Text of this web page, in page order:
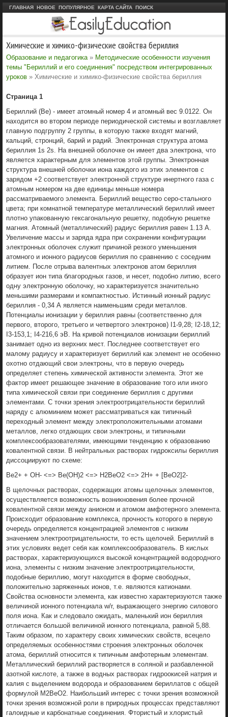
ГЛАВНАЯ НОВОЕ ПОПУЛЯРНОЕ КАРТА САЙТА ПОИСК
Химические и химико-физические свойства бериллия
Образование и педагогика » Методические особенности изучения
темы "Бериллий и его соединения" посредством интегрированных
уроков » Химические и химико-физические свойства бериллия
Страница 1
Бериллий (Be) - имеет атомный номер 4 и атомный вес 9.0122. Он
находится во втором периоде периодической системы и возглавляет
главную подгруппу 2 группы, в которую также входят магний,
кальций, стронций, барий и радий. Электронная структура атома
бериллия 1s 2s. На внешней оболочке он имеет два электрона, что
является характерным для элементов этой группы. Электронная
структура внешней оболочки иона каждого из этих элементов с
зарядом +2 соответствует электронной структуре инертного газа с
атомным номером на две единицы меньше номера
рассматриваемого элемента. Бериллий вещество серо-стального
цвета; при комнатной температуре металлический бериллий имеет
плотно упакованную гексагональную решетку, подобную решетке
магния. Атомный (металлический) радиус бериллия равен 1.13 А.
Увеличение массы и заряда ядра при сохранении конфигурации
электронных оболочек служит причиной резкого уменьшения
атомного и ионного радиусов бериллия по сравнению с соседним
литием. После отрыва валентных электронов атом бериллия
образует ион типа благородных газов, и несет, подобно литию, всего
одну электронную оболочку, но характеризуется значительно
меньшими размерами и компактностью. Истинный ионный радиус
бериллия - 0,34 А является наименьшим среди металлов.
Потенциалы ионизации у бериллия равны (соответственно для
первого, второго, третьего и четвертого электронов) I1-9,28; I2-18,12;
I3-153,1; I4-216,6 эВ. На кривой потенциалов ионизации бериллий
занимает одно из верхних мест. Последнее соответствует его
малому радиусу и характеризует бериллий как элемент не особенно
охотно отдающий свои электроны, что в первую очередь
определяет степень химической активности элемента. Этот же
фактор имеет решающее значение в образование того или иного
типа химической связи при соединение бериллия с другими
элементами. С точки зрения электроотрицательности бериллий
наряду с алюминием может рассматриваться как типичный
переходный элемент между электроположительными атомами
металлов, легко отдающих свои электроны, и типичными
комплексообразователями, имеющими тенденцию к образованию
ковалентной связи. В нейтральных растворах гидрокcилы бериллия
дисcоциируют по схеме:
Be2+ + OH- <=> Be(OH)2 <=> H2BeO2 <=> 2H+ + [BeO2]2-
В щелочных растворах, содержащих атомы щелочных элементов,
осуществляется возможность возникновения более прочной
ковалентной связи между анионом и атомом амфотерного элемента.
Происходит образование комплекса, прочность которого в первую
очередь определяется концентрацией элементов с низким
значением электроотрицательности, то есть щелочей. Бериллий в
этих условиях ведет себя как комплексообразователь. В кислых
растворах, характеризующихся высокой концентрацией водородного
иона, элементы с низким значение электроотрицательности,
подобные бериллию, могут находится в форме свободных,
положительно заряженных ионов, т.е. являются катионами.
Свойства основности элемента, как известно характеризуются также
величиной ионного потенциала w/r, выражающего энергию силового
поля иона. Как и следовало ожидать, маленький ион бериллия
отличается большой величиной ионного потенциала, равной 5,88.
Таким образом, по характеру своих химических свойств, всецело
определяемых особенностями строения электронных оболочек
атома, бериллий относится к типичным амфотерным элементам.
Металлический бериллий растворяется в соляной и разбавленной
азотной кислоте, а также в водных растворах гидроокисей натрия и
калия с выделением водорода и образованием бериллатов с общей
формулой М2ВеО2. Наибольший интерес с точки зрения возможной
точки зрения возможной роли в природных процессах представляют
галоидные и карбонатные соединения. Фтористый и хлористый